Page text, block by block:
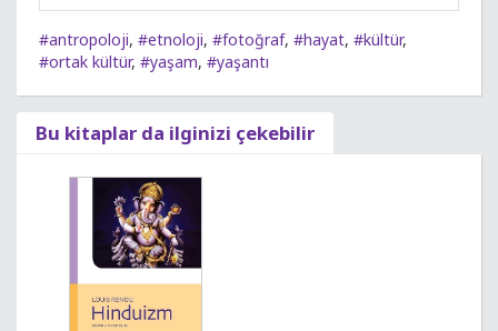
#antropoloji, #etnoloji, #fotoğraf, #hayat, #kültür,
#ortak kültür, #yaşam, #yaşantı
Bu kitaplar da ilginizi çekebilir